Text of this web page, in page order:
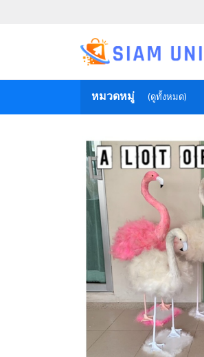
หมวดหมู่ (ดูทั้งหมด)